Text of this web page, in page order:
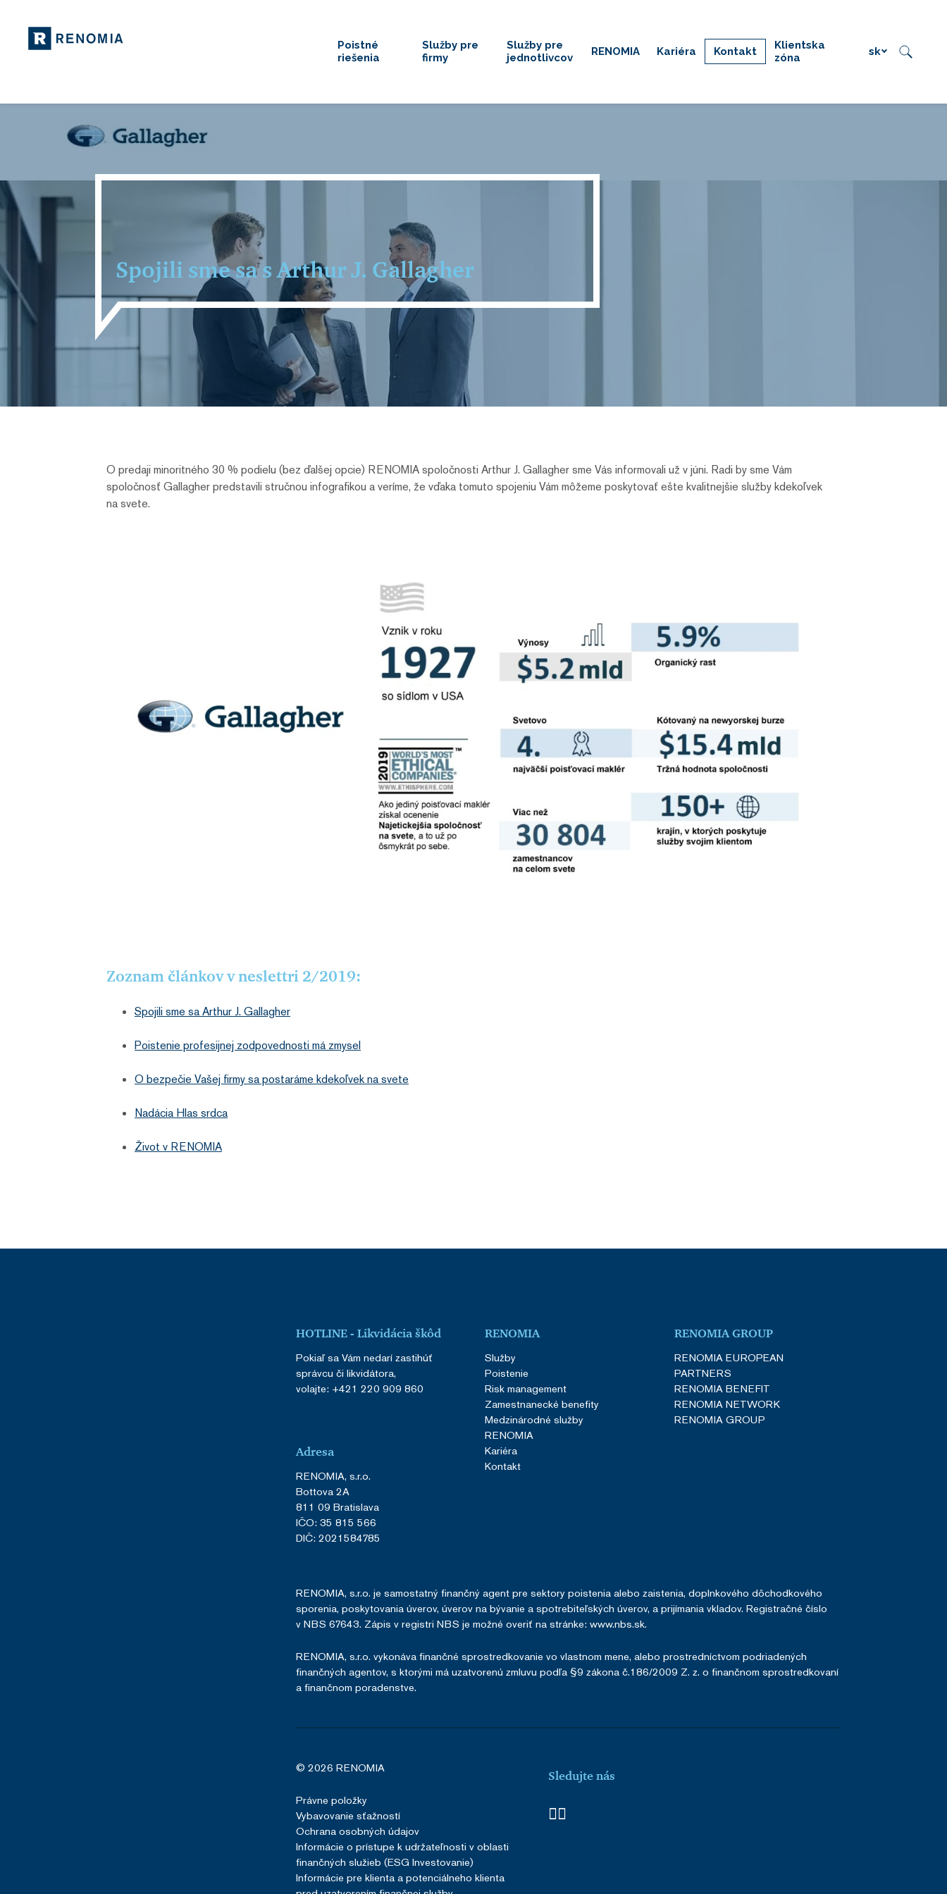
Poistné
riešenia
Služby pre
firmy
Služby pre
jednotlivcov
RENOMIA Kariéra Kontakt
Klientska
zóna
sk
Spojili sme sa s Arthur J. Gallagher
O predaji minoritného 30 % podielu (bez ďalšej opcie) RENOMIA spoločnosti Arthur J. Gallagher sme Vás informovali už v júni. Radi by sme Vám
spoločnosť Gallagher predstavili stručnou infografikou a veríme, že vďaka tomuto spojeniu Vám môžeme poskytovať ešte kvalitnejšie služby kdekoľvek
na svete.
Zoznam článkov v neslettri 2/2019:
Spojili sme sa Arthur J. Gallagher
Poistenie profesijnej zodpovednosti má zmysel
O bezpečie Vašej firmy sa postaráme kdekoľvek na svete
Nadácia Hlas srdca
Život v RENOMIA
HOTLINE - Likvidácia škôd
Pokiaľ sa Vám nedarí zastihúť
správcu či likvidátora,
volajte: +421 220 909 860
Adresa
RENOMIA, s.r.o.
Bottova 2A
811 09 Bratislava
IČO: 35 815 566
DIČ: 2021584785
RENOMIA
Služby
Poistenie
Risk management
Zamestnanecké benefity
Medzinárodné služby
RENOMIA
Kariéra
Kontakt
RENOMIA GROUP
RENOMIA EUROPEAN
PARTNERS
RENOMIA BENEFIT
RENOMIA NETWORK
RENOMIA GROUP
RENOMIA, s.r.o. je samostatný finančný agent pre sektory poistenia alebo zaistenia, doplnkového dôchodkového
sporenia, poskytovania úverov, úverov na bývanie a spotrebiteľských úverov, a prijímania vkladov. Registračné číslo
v NBS 67643. Zápis v registri NBS je možné overiť na stránke: www.nbs.sk.
RENOMIA, s.r.o. vykonáva finančné sprostredkovanie vo vlastnom mene, alebo prostredníctvom podriadených
finančných agentov, s ktorými má uzatvorenú zmluvu podľa §9 zákona č.186/2009 Z. z. o finančnom sprostredkovaní
a finančnom poradenstve.
© 2026 RENOMIA
Právne položky
Vybavovanie sťažností
Ochrana osobných údajov
Informácie o prístupe k udržateľnosti v oblasti
finančných služieb (ESG Investovanie)
Informácie pre klienta a potenciálneho klienta
Sledujte nás